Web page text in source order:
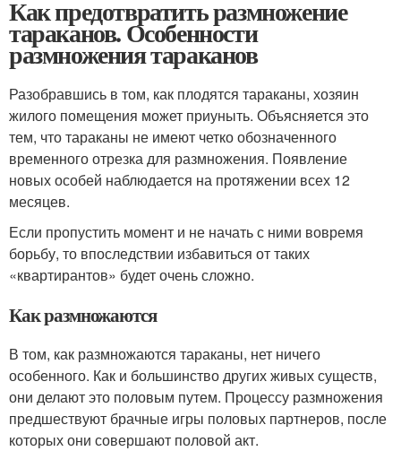
Как предотвратить размножение
тараканов. Особенности
размножения тараканов
Разобравшись в том, как плодятся тараканы, хозяин
жилого помещения может приуныть. Объясняется это
тем, что тараканы не имеют четко обозначенного
временного отрезка для размножения. Появление
новых особей наблюдается на протяжении всех 12
месяцев.
Если пропустить момент и не начать с ними вовремя
борьбу, то впоследствии избавиться от таких
«квартирантов» будет очень сложно.
Как размножаются
В том, как размножаются тараканы, нет ничего
особенного. Как и большинство других живых существ,
они делают это половым путем. Процессу размножения
предшествуют брачные игры половых партнеров, после
которых они совершают половой акт.